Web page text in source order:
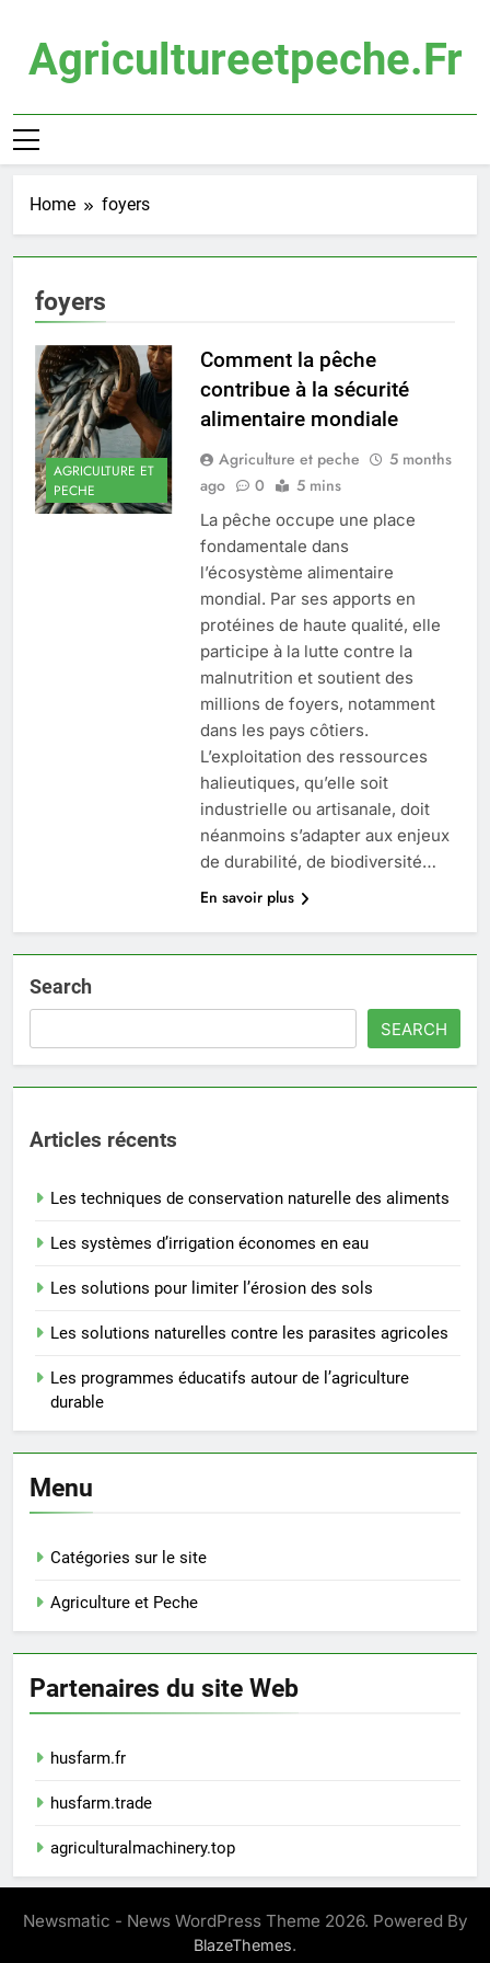
contentAgricultureetpeche.fr
Home foyers
foyers
AGRICULTURE ET
PECHE
Comment la pêche
contribue à la sécurité
alimentaire mondiale
Agriculture et peche
5 months
ago
0 5 mins
La pêche occupe une place
fondamentale dans
l’écosystème alimentaire
mondial. Par ses apports en
protéines de haute qualité, elle
participe à la lutte contre la
malnutrition et soutient des
millions de foyers, notamment
dans les pays côtiers.
L’exploitation des ressources
halieutiques, qu’elle soit
industrielle ou artisanale, doit
néanmoins s’adapter aux enjeux
de durabilité, de biodiversité…
En savoir plus
Search
SEARCH
Articles récents
Les techniques de conservation naturelle des aliments
Les systèmes d’irrigation économes en eau
Les solutions pour limiter l’érosion des sols
Les solutions naturelles contre les parasites agricoles
Les programmes éducatifs autour de l’agriculture
durable
Menu
Catégories sur le site
Agriculture et Peche
Partenaires du site Web
husfarm.fr
husfarm.trade
agriculturalmachinery.top
Newsmatic - News WordPress Theme 2026. Powered By
BlazeThemes.